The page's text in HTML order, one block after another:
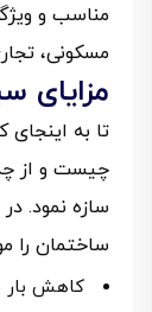
مناسب و
مسکونی،
مزایای
تا به
چیست و از
سازه نمود.
ساختمان را
کاهش بار